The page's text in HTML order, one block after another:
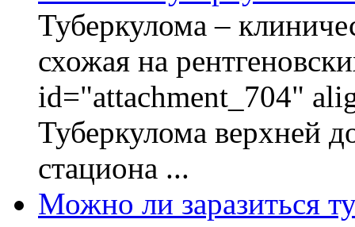
Туберкулома –
схожая на
id="attachment_704"
Туберкулома верхней
стациона ...
Можно ли заразиться